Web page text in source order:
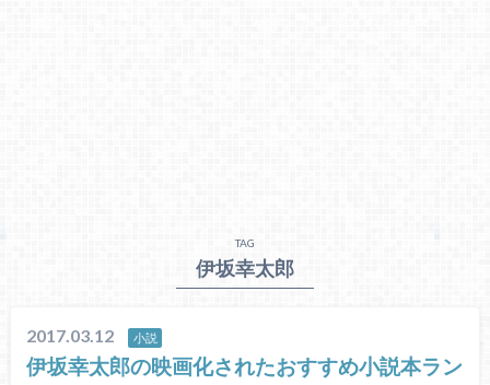
TAG
伊坂幸太郎
2017.03.12 小説
伊坂幸太郎の映画化されたおすすめ小説本ラン